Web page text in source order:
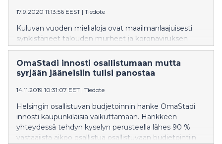
17.9.2020 11:13:56 EEST | Tiedote
Kuluvan vuoden mielialoja ovat maailmanlaajuisesti
synkistäneet talouden murheet ja koronaviruksen
luoma stressi terveydestä ja vapaudesta. Untitled-
toimijat Alaskasta Australiaan uskovat, että pystymme
vaikuttamaan siihen, millaisessa maailmassa elämme
kriisien jälkeen.
OmaStadi innosti osallistumaan mutta
syrjään jääneisiin tulisi panostaa
14.11.2019 10:31:07 EET | Tiedote
Helsingin osallistuvan budjetoinnin hanke OmaStadi
innosti kaupunkilaisia vaikuttamaan. Hankkeen
yhteydessä tehdyn kyselyn perusteella lähes 90 %
vastaajista aikoo osallistua osallistuvaan budjetointiin